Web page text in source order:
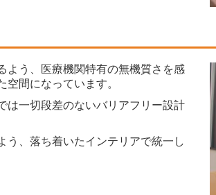
よう、医療機関特有の無機質さを感
空間になっています。
は一切段差のないバリアフリー設計
う、落ち着いたインテリアで統一し